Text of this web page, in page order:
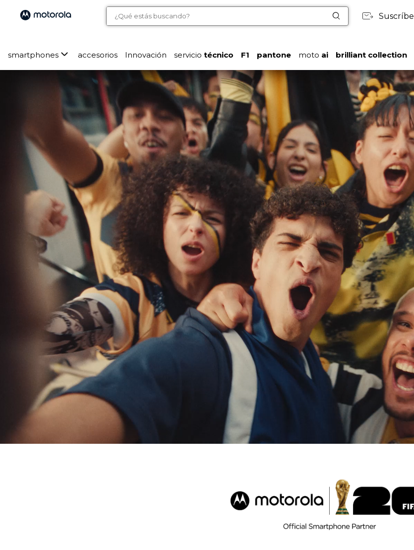
smartphones accesorios Innovación servicio técnico F1 pantone moto ai brilliant collection